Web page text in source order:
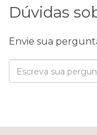
Dúvidas
Envie sua